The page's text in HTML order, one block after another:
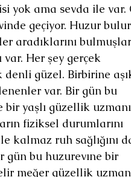
yok ama sevda ile var.
geçiyor. Huzur
aradıklarını
var. Her şey gerçek
denli güzel. Birbirine
var. Bir gün bu
bir yaşlı güzellik uzmanı
fiziksel durumlarını
kalmaz ruh sağlığını
gün bu huzurevıne bir
meğer güzellik